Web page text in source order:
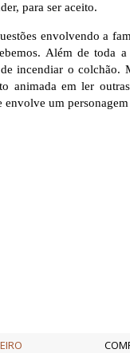
para ser aceito.
envolvendo a
Além de
incendiar o colchão.
animada em ler
um